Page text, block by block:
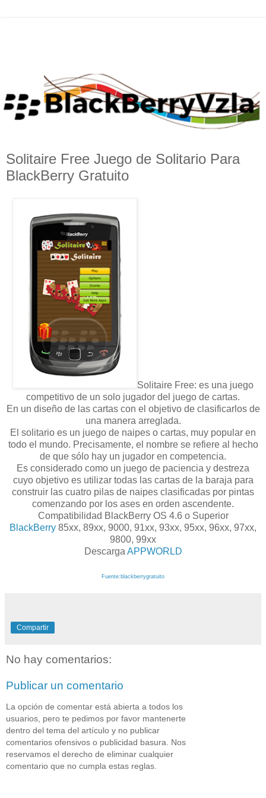
Solitaire Free Juego de Solitario Para
BlackBerry Gratuito
Solitaire Free: es una juego
competitivo de un solo jugador del juego de cartas.
En un diseño de las cartas con el objetivo de clasificarlos de
una manera arreglada.
El solitario es un juego de naipes o cartas, muy popular en
todo el mundo. Precisamente, el nombre se refiere al hecho
de que sólo hay un jugador en competencia.
Es considerado como un juego de paciencia y destreza
cuyo objetivo es utilizar todas las cartas de la baraja para
construir las cuatro pilas de naipes clasificadas por pintas
comenzando por los ases en orden ascendente.
Compatibilidad BlackBerry OS 4.6 o Superior
BlackBerry 85xx, 89xx, 9000, 91xx, 93xx, 95xx, 96xx, 97xx,
9800, 99xx
Descarga APPWORLD
Fuente:blackberrygratuito
Compartir
No hay comentarios:
Publicar un comentario
La opción de comentar está abierta a todos los
usuarios, pero te pedimos por favor mantenerte
dentro del tema del artículo y no publicar
comentarios ofensivos o publicidad basura. Nos
reservamos el derecho de eliminar cualquier
comentario que no cumpla estas reglas.